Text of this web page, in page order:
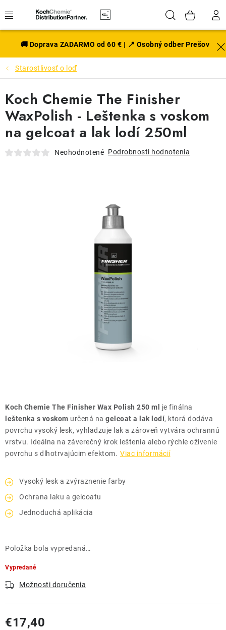
na
Hľadať
EXTERIÉR
DISKY A PNEU
INTERIÉR
PRÍSLUŠENSTVO
VÔNE DO AUTA
🚚 Doprava ZADARMO od 60 € | 📍 Osobný odber Prešov
Starostlivosť o loď
Koch Chemie The Finisher Wax Polish 250 ml
je finálna
leštenka s voskom určená na gelcoat a lak lodí, ktorá dodáva
povrchu vysoký lesk, vyhladzuje lak a zároveň vytvára ochrannú
vrstvu. Ideálna na záverečný krok leštenia alebo rýchle oživenie
povrchu s dlhotrvajúcim efektom. Viac informácií
Vysoký lesk a zvýraznenie farby
Ochrana laku a gelcoatu
Jednoduchá aplikácia
Položka bola vypredaná…
Vypredané
Možnosti doručenia
€17,40
Koch Chemie The Finisher
WaxPolish - Leštenka s voskom
na gelcoat a lak lodí 250ml
Neohodnotené Podrobnosti hodnotenia